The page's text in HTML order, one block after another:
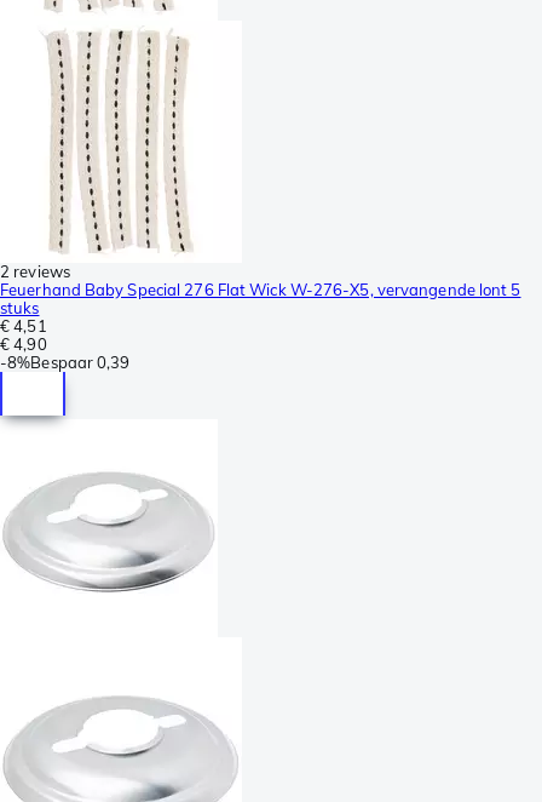
2 reviews
Feuerhand Baby Special 276 Flat Wick W-276-X5, vervangende lont 5
stuks
€ 4,51
€ 4,90
-8%Bespaar0,39